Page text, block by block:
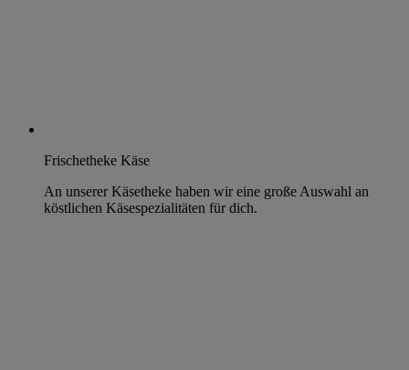
Frischetheke Käse
An unserer Käsetheke haben wir eine große Auswahl an
köstlichen Käsespezialitäten für dich.